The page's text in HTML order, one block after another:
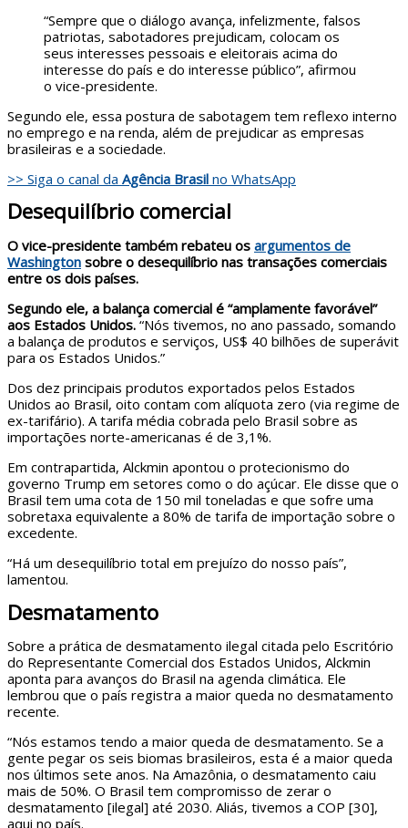
“Sempre que o diálogo avança, infelizmente, falsos
patriotas, sabotadores prejudicam, colocam os
seus interesses pessoais e eleitorais acima do
interesse do país e do interesse público”, afirmou
o vice-presidente.
Segundo ele, essa postura de sabotagem tem reflexo interno
no emprego e na renda, além de prejudicar as empresas
brasileiras e a sociedade.
>> Siga o canal da Agência Brasil no WhatsApp
Desequilíbrio comercial
O vice-presidente também rebateu os argumentos de
Washington sobre o desequilíbrio nas transações comerciais
entre os dois países.
Segundo ele, a balança comercial é “amplamente favorável”
aos Estados Unidos. “Nós tivemos, no ano passado, somando
a balança de produtos e serviços, US$ 40 bilhões de superávit
para os Estados Unidos.”
Dos dez principais produtos exportados pelos Estados
Unidos ao Brasil, oito contam com alíquota zero (via regime de
ex-tarifário). A tarifa média cobrada pelo Brasil sobre as
importações norte-americanas é de 3,1%.
Em contrapartida, Alckmin apontou o protecionismo do
governo Trump em setores como o do açúcar. Ele disse que o
Brasil tem uma cota de 150 mil toneladas e que sofre uma
sobretaxa equivalente a 80% de tarifa de importação sobre o
excedente.
“Há um desequilíbrio total em prejuízo do nosso país”,
lamentou.
Desmatamento
Sobre a prática de desmatamento ilegal citada pelo Escritório
do Representante Comercial dos Estados Unidos, Alckmin
aponta para avanços do Brasil na agenda climática. Ele
lembrou que o país registra a maior queda no desmatamento
recente.
“Nós estamos tendo a maior queda de desmatamento. Se a
gente pegar os seis biomas brasileiros, esta é a maior queda
nos últimos sete anos. Na Amazônia, o desmatamento caiu
mais de 50%. O Brasil tem compromisso de zerar o
desmatamento [ilegal] até 2030. Aliás, tivemos a COP [30],
aqui no país.